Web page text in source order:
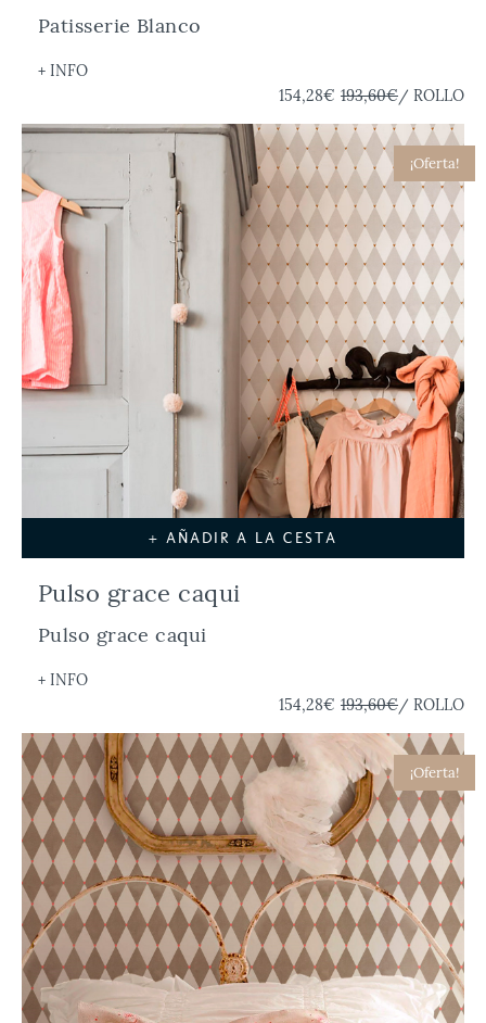
Patisserie Blanco
+ INFO
154,28€ 193,60€/ ROLLO
¡Oferta!
+ AÑADIR A LA CESTA
Pulso grace caqui
Pulso grace caqui
+ INFO
154,28€ 193,60€/ ROLLO
¡Oferta!